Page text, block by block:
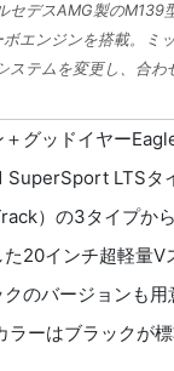
デスAMG製のM139
エンジンを搭載。ミ
ステムを変更し、合わ
グッドイヤー
LTSタ
）の3タイプか
20インチ超軽量
のバージョンも
ーはブラックが